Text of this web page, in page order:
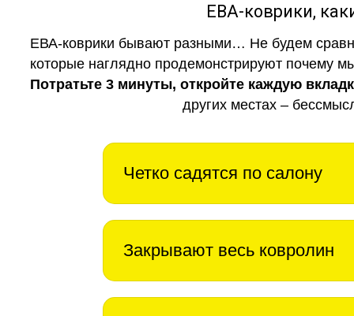
ЕВА-коврики,
ЕВА-коврики бывают разными… Не будем
которые наглядно продемонстрируют почему
Потратьте 3 минуты, откройте каждую
других местах –
Четко садятся по салону
Закрывают весь ковролин